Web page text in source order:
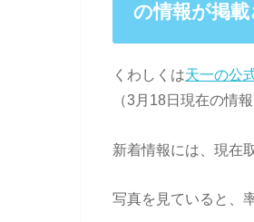
の情報が掲
くわしくは天一の公
（3月18日現在の情報
新着情報には、現在
写真を見ていると、